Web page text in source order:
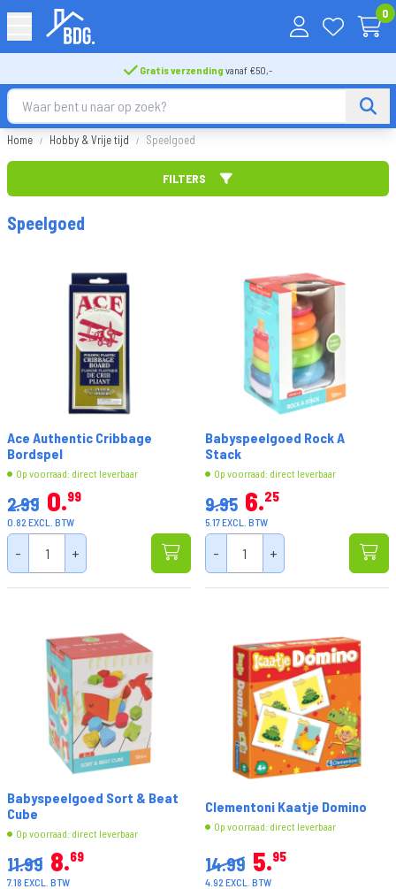
0
Gratis verzending vanaf €50,-
Home Hobby & Vrije tijd Speelgoed
Sorteer op
FILTER TOEPASSEN
FILTERS
Speelgoed
Ace Authentic Cribbage
Bordspel
Op voorraad: direct leverbaar
2.99 0 99
0.82 EXCL. BTW
- +
Babyspeelgoed Rock A
Stack
Op voorraad: direct leverbaar
9.95 6 25
5.17 EXCL. BTW
- +
Babyspeelgoed Sort & Beat
Cube
Op voorraad: direct leverbaar
11.99 8 69
7.18 EXCL. BTW
Clementoni Kaatje Domino
Op voorraad: direct leverbaar
14.99 5 95
4.92 EXCL. BTW